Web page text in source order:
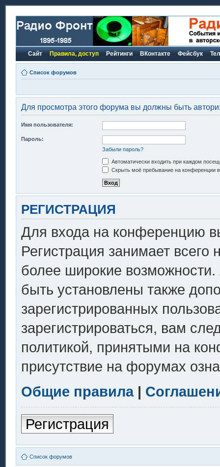
Сайт Правила, доступ Рейтинги ВКонтакте Фейсбук
Список форумов
Для просмотра этого форума вы должны быть
Имя пользователя:
Пароль:
Забыли пароль?
Автоматически входить при каждом
Скрыть моё пребывание на конференции в
РЕГИСТРАЦИЯ
Для входа на конференцию
Регистрация занимает всего
более широкие
быть установлены также
зарегистрированных
зарегистрироваться, вам
политикой, принятыми на
присутствие на форумах
Общие правила|
Регистрация
Список форумов